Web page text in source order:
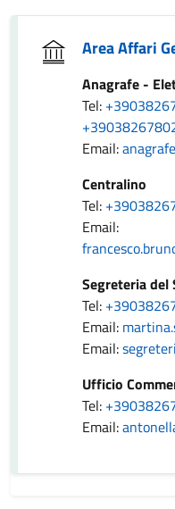
Area Affari
Anagrafe -
Tel:
Email:
Centralino
Tel:
Email:
Segreteria del
Tel:
Email:
Email:
Ufficio
Tel:
Email: